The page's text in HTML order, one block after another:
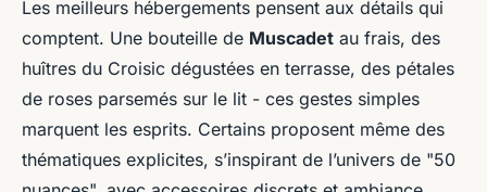
Les meilleurs hébergements pensent aux détails qui
comptent. Une bouteille de Muscadet au frais, des
huîtres du Croisic dégustées en terrasse, des pétales
de roses parsemés sur le lit - ces gestes simples
marquent les esprits. Certains proposent même des
thématiques explicites, s’inspirant de l’univers de "50